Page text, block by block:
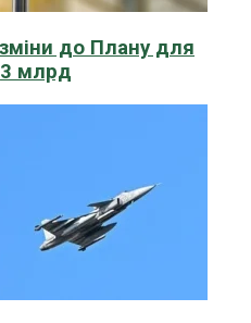
до Плану для
млрд